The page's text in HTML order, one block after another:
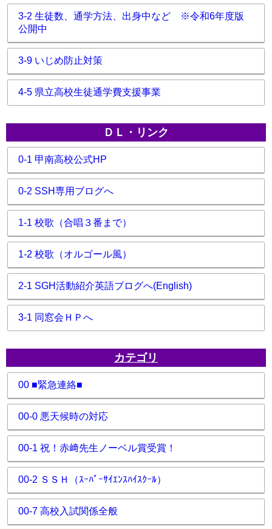
3-2 生徒数、通学方法、出身中など ※令和6年度版
公開中
3-9 いじめ防止対策
4-5 県立高校生徒通学費支援事業
ＤＬ・リンク
0-1 甲南高校公式HP
0-2 SSH専用ブログへ
1-1 校歌（合唱３番まで）
1-2 校歌（オルゴール風）
2-1 SGH活動紹介英語ブログへ(English)
3-1 同窓会ＨＰへ
カテゴリ
00 ■緊急連絡■
00-0 悪天候時の対応
00-1 祝！赤﨑先生ノーベル賞受賞！
00-2 ＳＳＨ（ｽｰﾊﾟｰｻｲｴﾝｽﾊｲｽｸｰﾙ）
00-7 高校入試関係全般